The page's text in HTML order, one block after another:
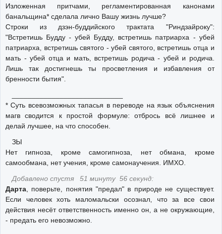
Изложенная притчами, регламентированная канонами
банальщина* сделала лично Вашу жизнь лучше?
Строки из дзэн-буддийского трактата "Риндзайроку":
"Встретишь Будду - убей Будду, встретишь патриарха - убей
патриарха, встретишь святого - убей святого, встретишь отца и
мать - убей отца и мать, встретишь родича - убей и родича.
Лишь так достигнешь ты просветления и избавления от
бренности бытия".
* Суть всевозможных тапасья в переводе на язык объяснения
магв сводится к простой формуле: отбрось всё лишнее и
делай лучшее, на что способен.
ЗЫ
Нет гипноза, кроме самогипноза, нет обмана, кроме
самообмана, нет учения, кроме самонаучения. ИМХО.
Добавлено спустя 51 минуту 56 секунд:
Дарта , поверьте, понятия "предал" в природе не существует.
Если человек хоть маломальски осознал, что за все свои
действия несёт ответственность именно он, а не окружающие,
- предать его невозможно.